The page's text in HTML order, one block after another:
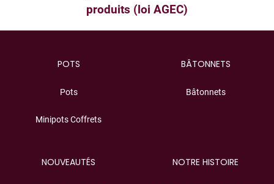
produits (loi AGEC)
POTS
Pots
Minipots Coffrets
BÂTONNETS
Bâtonnets
NOUVEAUTÉS NOTRE HISTOIRE